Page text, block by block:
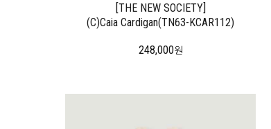
[THE NEW SOCIETY]
(C)Caia Cardigan(TN63-KCAR112)
248,000원